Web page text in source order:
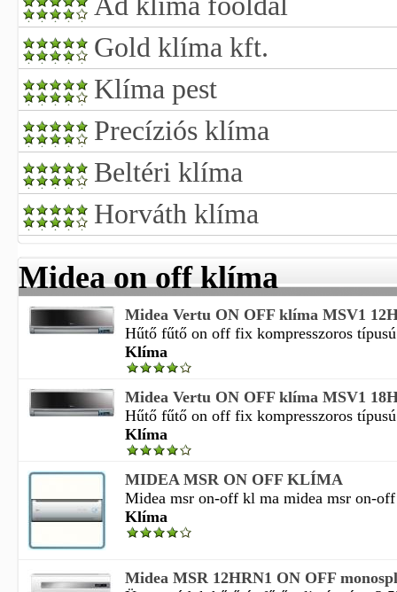
Gold klíma kft.
Klíma pest
Precíziós klíma
Beltéri klíma
Horváth klíma
Midea on off klíma
Midea Vertu ON OFF klíma MSV1
Hűtő fűtő on off fix kompresszoros
Klíma
Midea Vertu ON OFF klíma MSV1
Hűtő fűtő on off fix kompresszoros
Klíma
MIDEA MSR ON OFF KLÍMA
Midea msr on-off kl ma midea msr on-
Klíma
Midea MSR 12HRN1 ON OFF